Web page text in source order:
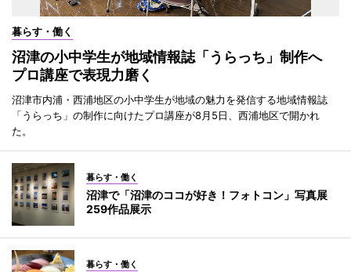
暮らす・働く
沼津の小中学生が地域情報誌「うらっち」制作へ
プロ講座で表現力磨く
沼津市内浦・西浦地区の小中学生が地域の魅力を発信する地域情報誌
「うらっち」の制作に向けたプロ講座が8月5日、西浦地区で開かれ
た。
暮らす・働く
沼津で「沼津のココが好き！フォトコン」写真展
259作品展示
暮らす・働く